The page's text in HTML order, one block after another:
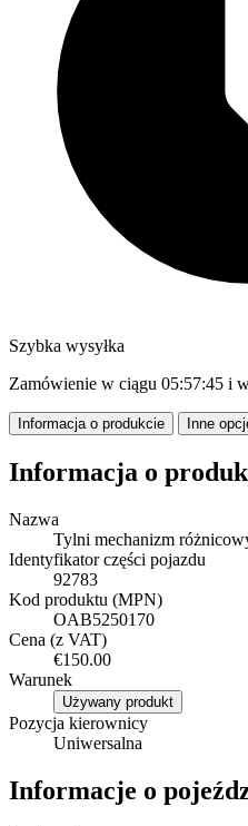
Szybka wysyłka
Zamówienie w ciągu 05:57:43 i
Informacja o produkcie Inne
Informacja o
Nazwa
Tylni mechanizm
Identyfikator części pojazdu
92783
Kod produktu (MPN)
OAB5250170
Cena (z VAT)
€150.00
Warunek
Używany produkt
Pozycja kierownicy
Uniwersalna
Informacje o